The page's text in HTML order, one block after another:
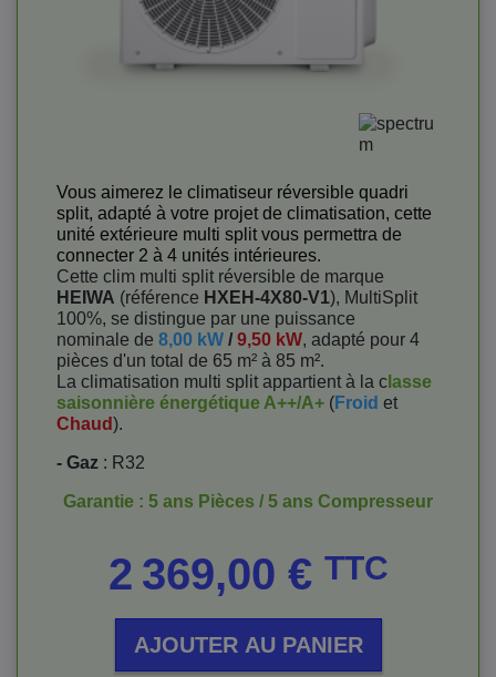
Vous aimerez le climatiseur réversible quadri
split, adapté à votre projet de climatisation, cette
unité extérieure multi split vous permettra de
connecter 2 à 4 unités intérieures.
Cette clim multi split réversible de marque
HEIWA (référence HXEH-4X80-V1), MultiSplit
100%, se distingue par une puissance
nominale de 8,00 kW / 9,50 kW, adapté pour 4
pièces d'un total de 65 m² à 85 m².
La climatisation multi split appartient à la c lasse
saisonnière énergétique A++/A+ (Froid et
Chaud).
- Gaz : R32
Garantie : 5 ans Pièces / 5 ans Compresseur
2 369,00 € TTC
AJOUTER AU PANIER